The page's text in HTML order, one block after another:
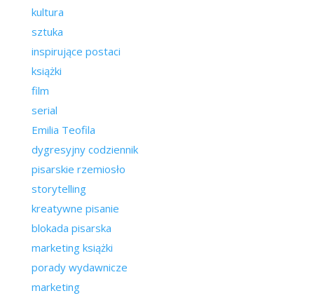
kultura
sztuka
inspirujące postaci
książki
film
serial
Emilia Teofila
dygresyjny codziennik
pisarskie rzemiosło
storytelling
kreatywne pisanie
blokada pisarska
marketing książki
porady wydawnicze
marketing